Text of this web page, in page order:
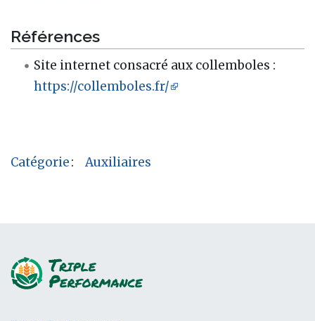
Références
Site internet consacré aux collemboles :
https://collemboles.fr/
Catégorie: Auxiliaires